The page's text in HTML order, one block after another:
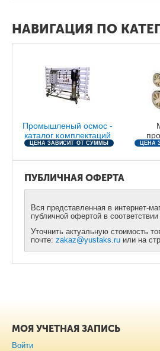
НАВИГАЦИЯ ПО
Промышленый осмос -
каталог комплектаций
ЦЕНА ЗАВИСИТ ОТ СУММЫ
ЦЕНА
ПУБЛИЧНАЯ ОФЕРТА
Вся представленная в интернет-
публичной офертой в
Уточнить актуальную стоимость
почте:zakaz@yustaks.ru или на
МОЯ УЧЕТНАЯ ЗАПИСЬ
Войти